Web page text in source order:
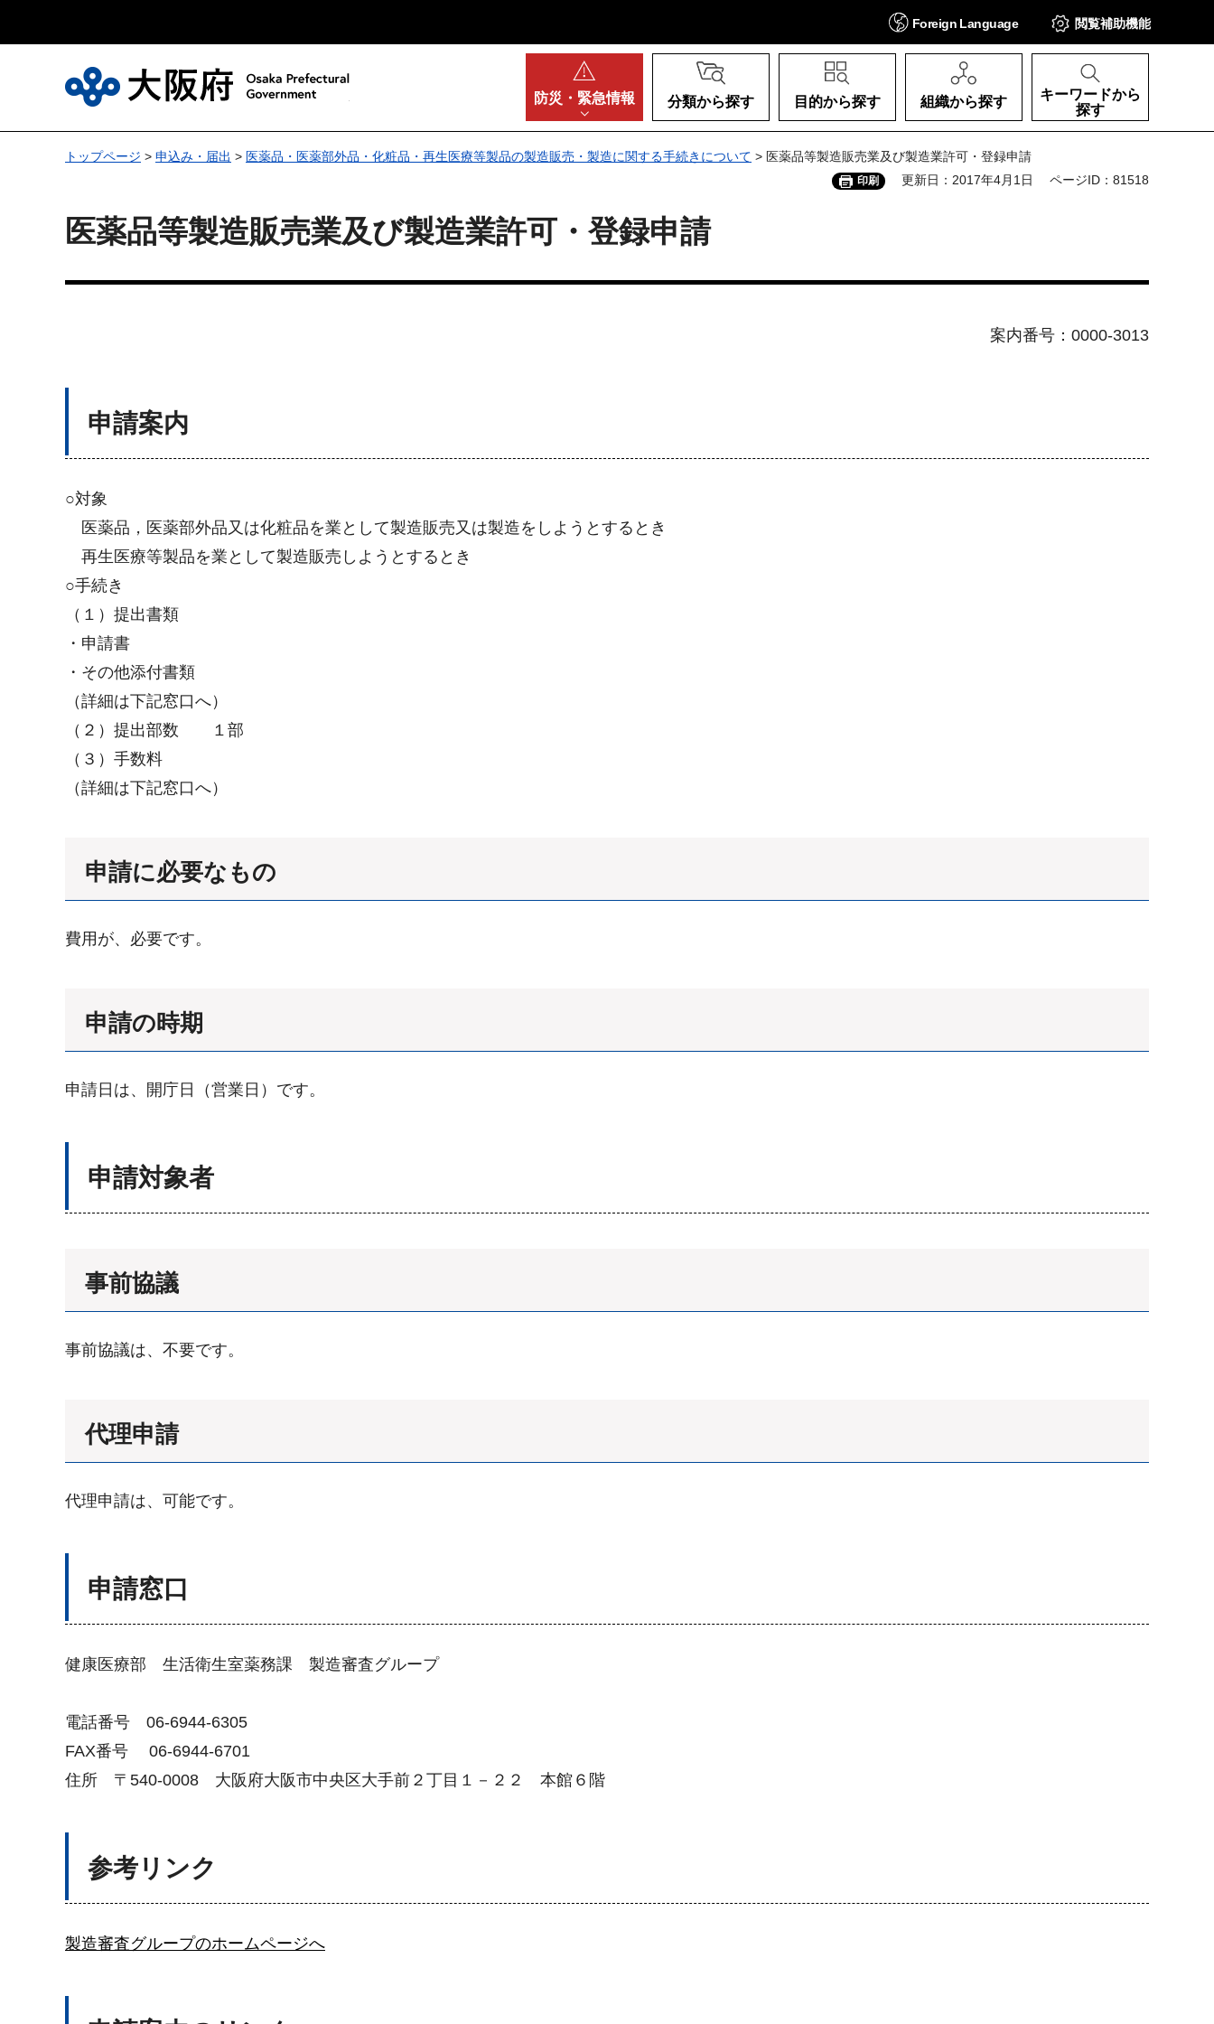
Foreign Language 閲覧補助機能
防災・ 緊急情報 分類から探す 目的から探す 組織から探す
キーワードから
探す
トップページ > 申込み・届出 > 医薬品・医薬部外品・化粧品・再生医療等製品の製造販売・製造に関する手続きについて > 医薬品等製造販売業及び製造業許可・登録申請
印刷 更新日：2017年4月1日 ページID：81518
医薬品等製造販売業及び製造業許可・登録申請
案内番号：0000-3013
申請案内
○対象
医薬品，医薬部外品又は化粧品を業として製造販売又は製造をしようとするとき
再生医療等製品を業として製造販売しようとするとき
○手続き
（１）提出書類
・申請書
・その他添付書類
（詳細は下記窓口へ）
（２）提出部数 １部
（３）手数料
（詳細は下記窓口へ）
申請に必要なもの
費用が、必要です。
申請の時期
申請日は、開庁日（営業日）です。
申請対象者
事前協議
事前協議は、不要です。
代理申請
代理申請は、可能です。
申請窓口
健康医療部 生活衛生室薬務課 製造審査グループ
電話番号 06-6944-6305
FAX番号 06-6944-6701
住所 〒540-0008 大阪府大阪市中央区大手前２丁目１－２２ 本館６階
参考リンク
製造審査グループのホームページへ